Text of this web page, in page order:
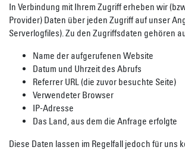
In Verbindung mit Ihrem Zugriff erheben wir
Provider) Daten über jeden Zugriff auf unser
Serverlogfiles). Zu den Zugriffsdaten gehören
Name der aufgerufenen Website
Datum und Uhrzeit des Abrufs
Referrer URL (die zuvor besuchte Seite)
Verwendeter Browser
IP-Adresse
Das Land, aus dem die Anfrage erfolgte
Diese Daten lassen im Regelfall jedoch für uns